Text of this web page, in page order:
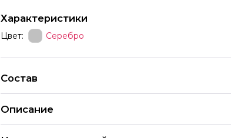
Характеристики
Цвет: Серебро
Состав
Описание